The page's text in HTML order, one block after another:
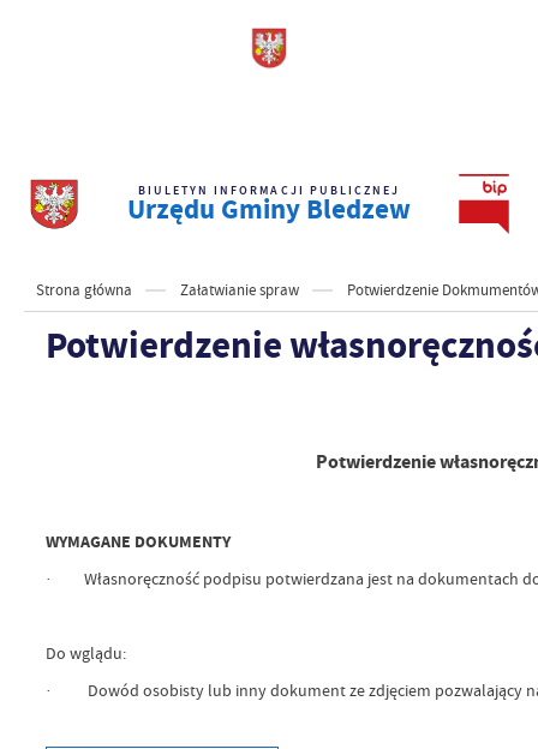
BIULETYN INFORMACJI PUBLICZNEJ
Urzędu Gminy Bledzew
Strona główna Załatwianie spraw Potwierdzenie
Potwierdzenie
Potwierdzenie
WYMAGANE DOKUMENTY
· Własnoręczność podpisu potwierdzana jest na dokumentach
Do wglądu:
·
Dowód osobisty lub inny dokument ze zdjęciem pozwalający